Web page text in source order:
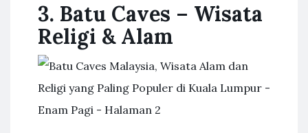
3. Batu Caves – Wisata
Religi & Alam